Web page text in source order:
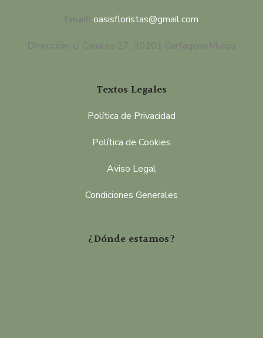
Email: oasisfloristas@gmail.com
Dirección: c/ Canales 27, 30201 Cartagena,Murcia
Textos Legales
Política de Privacidad
Política de Cookies
Aviso Legal
Condiciones Generales
¿Dónde estamos?